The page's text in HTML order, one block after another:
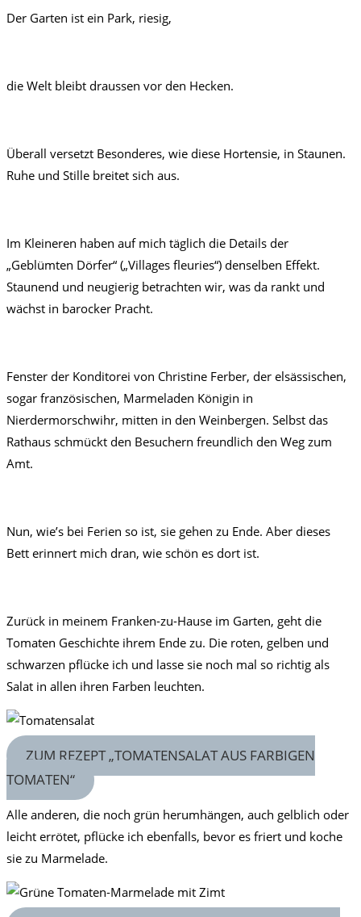
Der Garten ist ein Park, riesig,
die Welt bleibt draussen vor den Hecken.
Überall versetzt Besonderes, wie diese Hortensie, in Staunen.
Ruhe und Stille breitet sich aus.
Im Kleineren haben auf mich täglich die Details der
„Geblümten Dörfer“ („Villages fleuries“) denselben Effekt.
Staunend und neugierig betrachten wir, was da rankt und
wächst in barocker Pracht.
Fenster der Konditorei von Christine Ferber, der elsässischen,
sogar französischen, Marmeladen Königin in
Nierdermorschwihr, mitten in den Weinbergen. Selbst das
Rathaus schmückt den Besuchern freundlich den Weg zum
Amt.
Nun, wie’s bei Ferien so ist, sie gehen zu Ende. Aber dieses
Bett erinnert mich dran, wie schön es dort ist.
Zurück in meinem Franken-zu-Hause im Garten, geht die
Tomaten Geschichte ihrem Ende zu. Die roten, gelben und
schwarzen pflücke ich und lasse sie noch mal so richtig als
Salat in allen ihren Farben leuchten.
ZUM REZEPT „TOMATENSALAT AUS FARBIGEN
TOMATEN“
Alle anderen, die noch grün herumhängen, auch gelblich oder
leicht errötet, pflücke ich ebenfalls, bevor es friert und koche
sie zu Marmelade.